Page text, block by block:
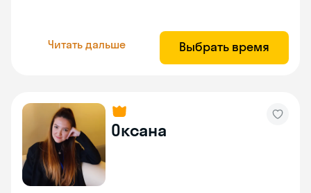
Читать дальше Выбрать время
Оксана